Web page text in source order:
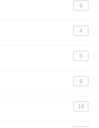
6
4
5
6
18